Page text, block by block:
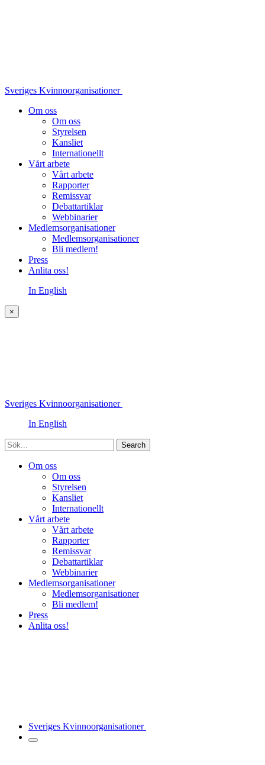
Sveriges Kvinnoorganisationer
Om oss
Om oss
Styrelsen
Kansliet
Internationellt
Vårt arbete
Vårt arbete
Rapporter
Remissvar
Debattartiklar
Webbinarier
Medlemsorganisationer
Medlemsorganisationer
Bli medlem!
Press
Anlita oss!
In English
×
Sveriges Kvinnoorganisationer
In English
Sök
Om oss
Om oss
Styrelsen
Kansliet
Internationellt
Vårt arbete
Vårt arbete
Rapporter
Remissvar
Debattartiklar
Webbinarier
Medlemsorganisationer
Medlemsorganisationer
Bli medlem!
Press
Anlita oss!
Sveriges Kvinnoorganisationer